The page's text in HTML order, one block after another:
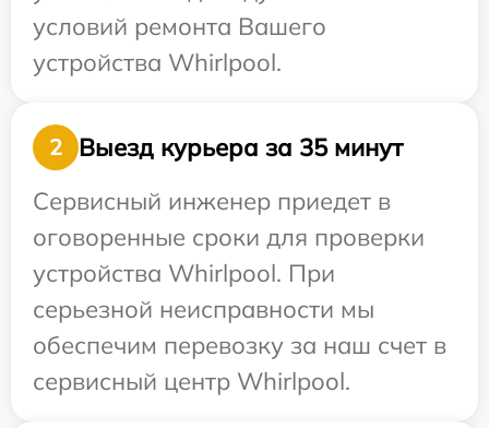
условий ремонта Вашего
устройства Whirlpool.
2
Выезд курьера за 35 минут
Сервисный инженер приедет в
оговоренные сроки для проверки
устройства Whirlpool. При
серьезной неисправности мы
обеспечим перевозку за наш счет в
сервисный центр Whirlpool.